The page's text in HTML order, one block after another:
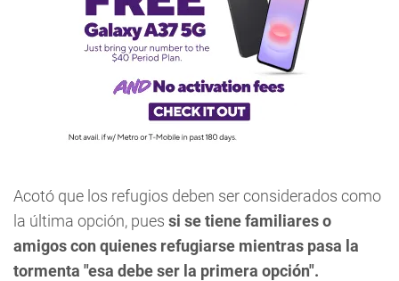
Acotó que los refugios deben ser considerados como
la última opción, pues si se tiene familiares o
amigos con quienes refugiarse mientras pasa la
tormenta "esa debe ser la primera opción".